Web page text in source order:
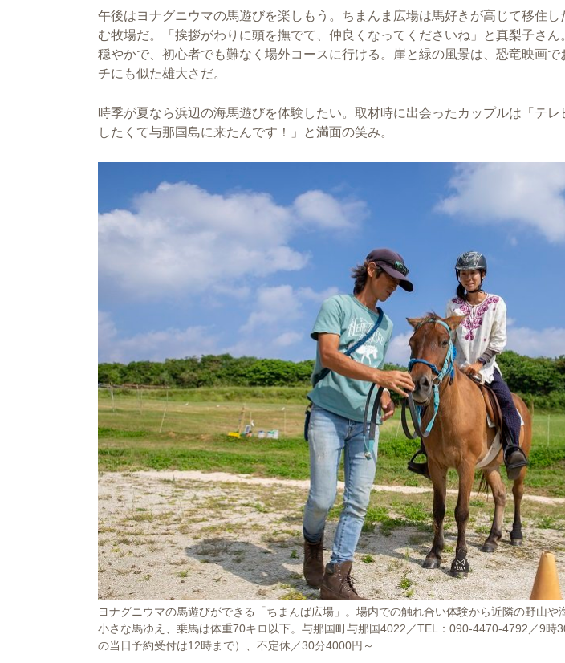
午後はヨナグニウマの馬遊びを楽しもう。ちまんま広場は馬好きが高じて移住
む牧場だ。「挨拶がわりに頭を撫でて、仲良くなってくださいね」と真梨子さ
穏やかで、初心者でも難なく場外コースに行ける。崖と緑の風景は、恐竜映画
チにも似た雄大さだ。
時季が夏なら浜辺の海馬遊びを体験したい。取材時に出会ったカップルは「テ
したくて与那国島に来たんです！」と満面の笑み。
ヨナグニウマの馬遊びができる「ちまんば広場」。場内での触れ合い体験から近隣の野山や
小さな馬ゆえ、乗馬は体重70キロ以下。与那国町与那国4022／TEL：090-4470-4792／9時
の当日予約受付は12時まで）、不定休／30分4000円～